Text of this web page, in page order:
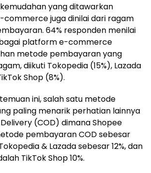
yang ditawarkan
juga dinilai dari ragam
64% responden menilai
platform e-commerce
metode pembayaran yang
diikuti Tokopedia (15%), Lazada
Shop (8%).
ini, salah satu metode
paling menarik perhatian lainnya
(COD) dimana Shopee
pembayaran COD sebesar
& Lazada sebesar 12%, dan
TikTok Shop 10%.